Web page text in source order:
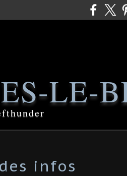
LE-
infos